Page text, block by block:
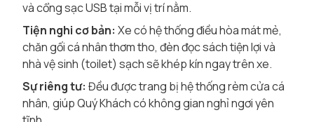
và cổng sạc USB tại mỗi vị trí nằm.
Tiện nghi cơ bản: Xe có hệ thống điều hòa mát mẻ,
chăn gối cá nhân thơm tho, đèn đọc sách tiện lợi và
nhà vệ sinh (toilet) sạch sẽ khép kín ngay trên xe.
Sự riêng tư: Đều được trang bị hệ thống rèm cửa cá
nhân, giúp Quý Khách có không gian nghỉ ngơi yên